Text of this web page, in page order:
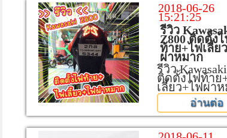
2018-06-26
15:21:25
รีวิว
Z800 ติดตั้ง
ท้าย+ไฟเลี้ย
ผ่าหมาก
รีวิว
ติดตั้งไฟท้าย
เลี้ยว+ไฟผ่า
อ่านต่อ